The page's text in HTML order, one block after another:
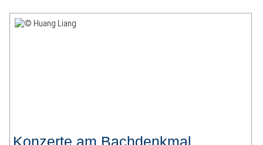
Konzerte am Bachdenkmal